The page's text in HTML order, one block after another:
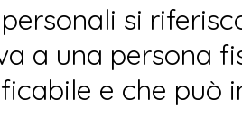
si
a una persona
e che può